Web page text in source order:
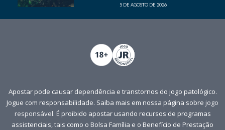
5 DE AGOSTO DE 2026
Apostar pode causar dependência e transtornos do jogo patológico.
Jogue com responsabilidade. Saiba mais em nossa página sobre jogo
responsável. É proibido apostar usando recursos de programas
assistenciais, tais como o Bolsa Família e o Benefício de Prestação